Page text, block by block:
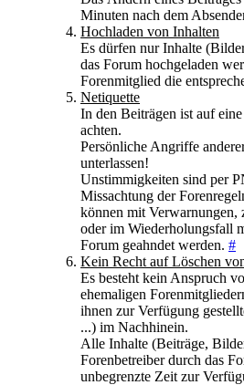
Minuten nach dem
Hochladen von Inhalten
Es dürfen nur Inhalte
das Forum hochgeladen
Forenmitglied die
Netiquette
In den Beiträgen ist auf
achten.
Persönliche Angriffe
unterlassen!
Unstimmigkeiten sind per
Missachtung der
können mit Verwarnungen,
oder im Wiederholungsfall
Forum geahndet werden. #
Kein Recht auf Löschen
Es besteht kein Anspruch
ehemaligen
ihnen zur Verfügung
...) im Nachhinein.
Alle Inhalte (Beiträge,
Forenbetreiber durch das
unbegrenzte Zeit zur